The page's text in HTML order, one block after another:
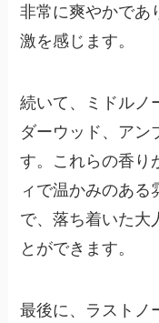
非常に爽やかであ
激を感じます。
続いて、ミドルノ
ダーウッド、アン
す。これらの香り
ィで温かみのあ
で、落ち着いた大
とができます。
最後に、ラストノ